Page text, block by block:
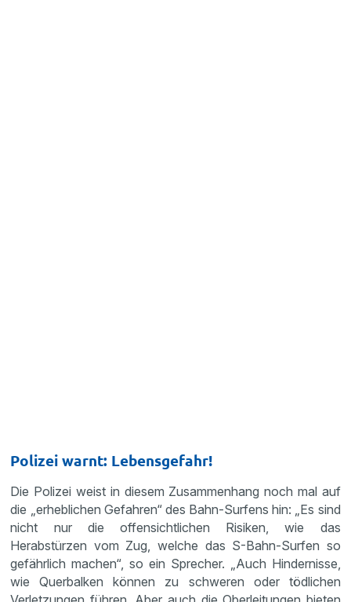
Polizei warnt: Lebensgefahr!
Die Polizei weist in diesem Zusammenhang noch mal auf
die „erheblichen Gefahren“ des Bahn-Surfens hin: „Es sind
nicht nur die offensichtlichen Risiken, wie das
Herabstürzen vom Zug, welche das S-Bahn-Surfen so
gefährlich machen“, so ein Sprecher. „Auch Hindernisse,
wie Querbalken können zu schweren oder tödlichen